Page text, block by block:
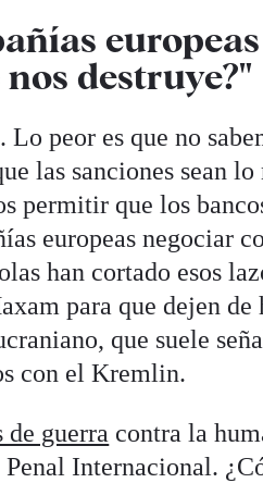
europeas
destruye?"
peor es que no
las sanciones sean lo
permitir que los
europeas negociar
han cortado esos
para que dejen de
que suele
con el Kremlin.
de guerra contra la
Internacional.